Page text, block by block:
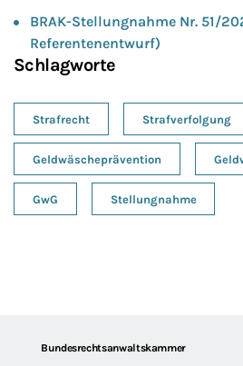
BRAK-Stellungnahme Nr. 51/
Referentenentwurf)
Schlagworte
Strafrecht Strafverfolgung
Geldwäscheprävention
GwG Stellungnahme
FooterBundesrechtsanwaltskammer